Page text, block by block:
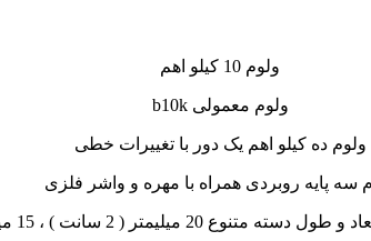
ولوم 10 کیلو اهم
ولوم معمولی b10k
ولوم ده کیلو اهم یک دور با تغییرات خطی
سه پایه روبردی همراه با مهره و واشر فلزی
( 2 سانت ) ، 15 میلی متر ( 1.5 سانتی ) و…